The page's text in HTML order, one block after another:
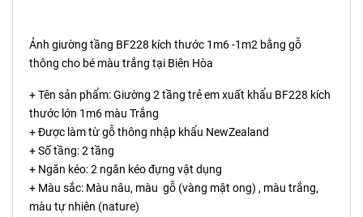
Ảnh giường tầng BF228 kích thước 1m6 -1m2 bằng gỗ
thông cho bé màu trắng tại Biên Hòa
+ Tên sản phẩm: Giường 2 tầng trẻ em xuất khẩu BF228 kích
thước lớn 1m6 màu Trắng
+ Được làm từ gỗ thông nhập khẩu NewZealand
+ Số tầng: 2 tầng
+ Ngăn kéo: 2 ngăn kéo đựng vật dụng
+ Màu sắc: Màu nâu, màu gỗ (vàng mật ong) , màu trắng,
màu tự nhiên (nature)